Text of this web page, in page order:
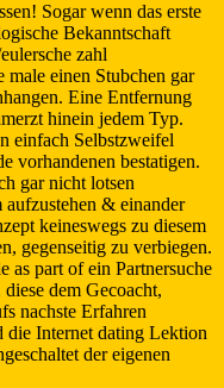
Sogar wenn das erste
Bekanntschaft
zahl
male einen Stubchen gar
Eine Entfernung
hinein jedem Typ.
einfach Selbstzweifel
vorhandenen bestatigen.
gar nicht lotsen
& einander
keineswegs zu diesem
gegenseitig zu verbiegen.
as part of ein Partnersuche
dem Gecoacht,
nachste Erfahren
die Internet dating Lektion
der eigenen